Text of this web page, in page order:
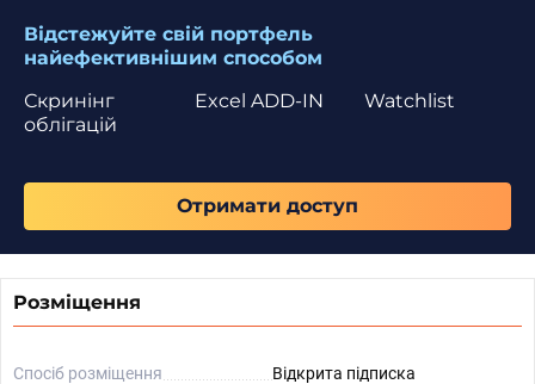
Відстежуйте свій портфель
найефективнішим способом
Скринінг
облігацій
Watchlist
Excel ADD-IN
Отримати доступ
Розміщення
Спосіб розміщення
Відкрита підписка